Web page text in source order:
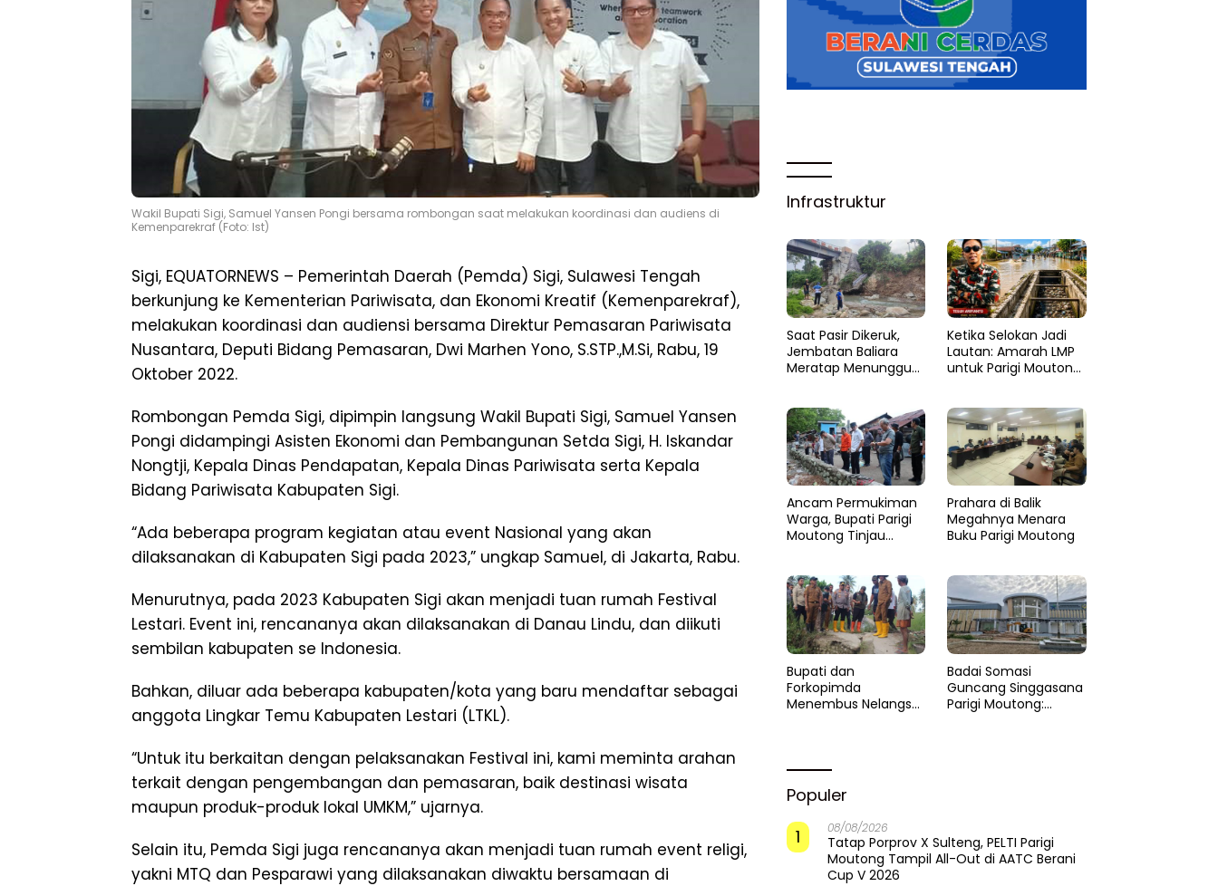
Wakil Bupati Sigi, Samuel Yansen Pongi bersama rombongan saat melakukan koordinasi dan audiens di
Kemenparekraf (Foto: Ist)
Sigi, EQUATORNEWS – Pemerintah Daerah (Pemda) Sigi, Sulawesi Tengah
berkunjung ke Kementerian Pariwisata, dan Ekonomi Kreatif (Kemenparekraf),
melakukan koordinasi dan audiensi bersama Direktur Pemasaran Pariwisata
Nusantara, Deputi Bidang Pemasaran, Dwi Marhen Yono, S.STP.,M.Si, Rabu, 19
Oktober 2022.
Rombongan Pemda Sigi, dipimpin langsung Wakil Bupati Sigi, Samuel Yansen
Pongi didampingi Asisten Ekonomi dan Pembangunan Setda Sigi, H. Iskandar
Nongtji, Kepala Dinas Pendapatan, Kepala Dinas Pariwisata serta Kepala
Bidang Pariwisata Kabupaten Sigi.
“Ada beberapa program kegiatan atau event Nasional yang akan
dilaksanakan di Kabupaten Sigi pada 2023,” ungkap Samuel, di Jakarta, Rabu.
Menurutnya, pada 2023 Kabupaten Sigi akan menjadi tuan rumah Festival
Lestari. Event ini, rencananya akan dilaksanakan di Danau Lindu, dan diikuti
sembilan kabupaten se Indonesia.
Bahkan, diluar ada beberapa kabupaten/kota yang baru mendaftar sebagai
anggota Lingkar Temu Kabupaten Lestari (LTKL).
“Untuk itu berkaitan dengan pelaksanakan Festival ini, kami meminta arahan
terkait dengan pengembangan dan pemasaran, baik destinasi wisata
maupun produk-produk lokal UMKM,” ujarnya.
Selain itu, Pemda Sigi juga rencananya akan menjadi tuan rumah event religi,
yakni MTQ dan Pesparawi yang dilaksanakan diwaktu bersamaan di
Infrastruktur
Saat Pasir Dikeruk,
Jembatan Baliara
Meratap Menunggu
Ketika Selokan Jadi
Lautan: Amarah LMP
untuk Parigi Moutong
Ancam Permukiman
Warga, Bupati Parigi
Moutong Tinjau
Penanganan Cepat
Prahara di Balik
Megahnya Menara
Buku Parigi Moutong
​Bupati dan
Forkopimda
Menembus Nelangsa
Sinergi
Badai Somasi
Guncang Singgasana
Parigi Moutong:
Populer
1
08/08/2026
Tatap Porprov X Sulteng, PELTI Parigi
Moutong Tampil All-Out di AATC Berani
Cup V 2026